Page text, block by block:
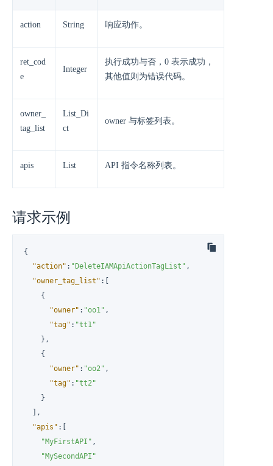
action String 响应动作。
ret_cod
e
Integer
执行成功与否，0 表示成功，
其他值则为错误代码。
owner_
tag_list
List_Di
ct
owner 与标签列表。
apis List API 指令名称列表。
请求示例
{
"action" : "DeleteIAMApiActionTagList" ,
"owner_tag_list" :
{
"owner" : "oo1" ,
"tag" : "tt1"
} ,
{
"owner" : "oo2" ,
"tag" : "tt2"
}
,
"apis" :
"MyFirstAPI" ,
"MySecondAPI"